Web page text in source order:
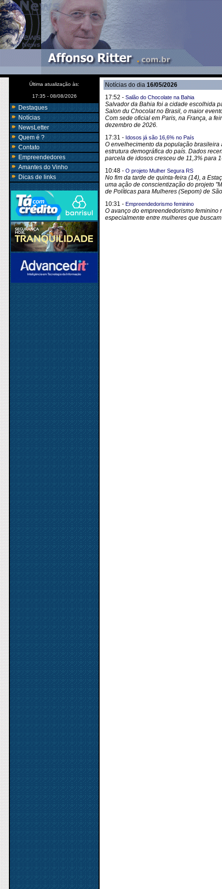
Última atualização às:
17:35 - 08/08/2026
Destaques
Notícias
NewsLetter
Quem é ?
Contato
Empreendedores
Amantes do Vinho
Dicas de links
Notícias do dia 16/05/2026
17:52 - Salão do Chocolate na Bahia
Salvador da Bahia foi a cidade escolhida
Salon du Chocolat no Brasil, o maior
Com sede oficial em Paris, na França, a
dezembro de 2026.
17:31 - Idosos já são 16,6% no País
O envelhecimento da população
estrutura demográfica do país. Dados
parcela de idosos cresceu de 11,3% para
10:48 - O projeto Mulher Segura RS
No fim da tarde de quinta-feira (14), a
uma ação de conscientização do projeto
de Políticas para Mulheres (Sepom) de
10:31 - Empreendedorismo feminino
O avanço do empreendedorismo feminino
especialmente entre mulheres que